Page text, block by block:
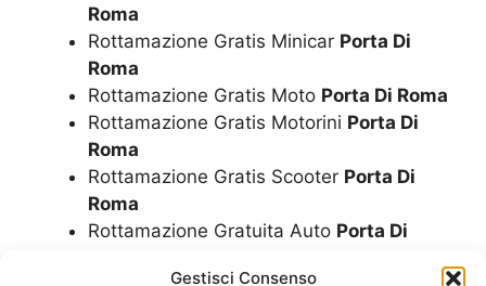
Gestisci Consenso
Roma
Rottamazione Gratis Minicar Porta Di
Roma
Rottamazione Gratis Moto Porta Di Roma
Rottamazione Gratis Motorini Porta Di
Roma
Rottamazione Gratis Scooter Porta Di
Roma
Rottamazione Gratuita Auto Porta Di